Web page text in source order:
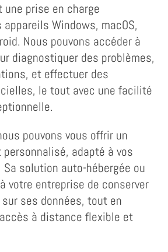
une prise en charge
Windows, macOS,
Nous pouvons accéder à
diagnostiquer des problèmes,
et effectuer des
le tout avec une facilité
pouvons vous offrir un
adapté à vos
solution auto-hébergée ou
votre entreprise de conserver
ses données, tout en
à distance flexible et